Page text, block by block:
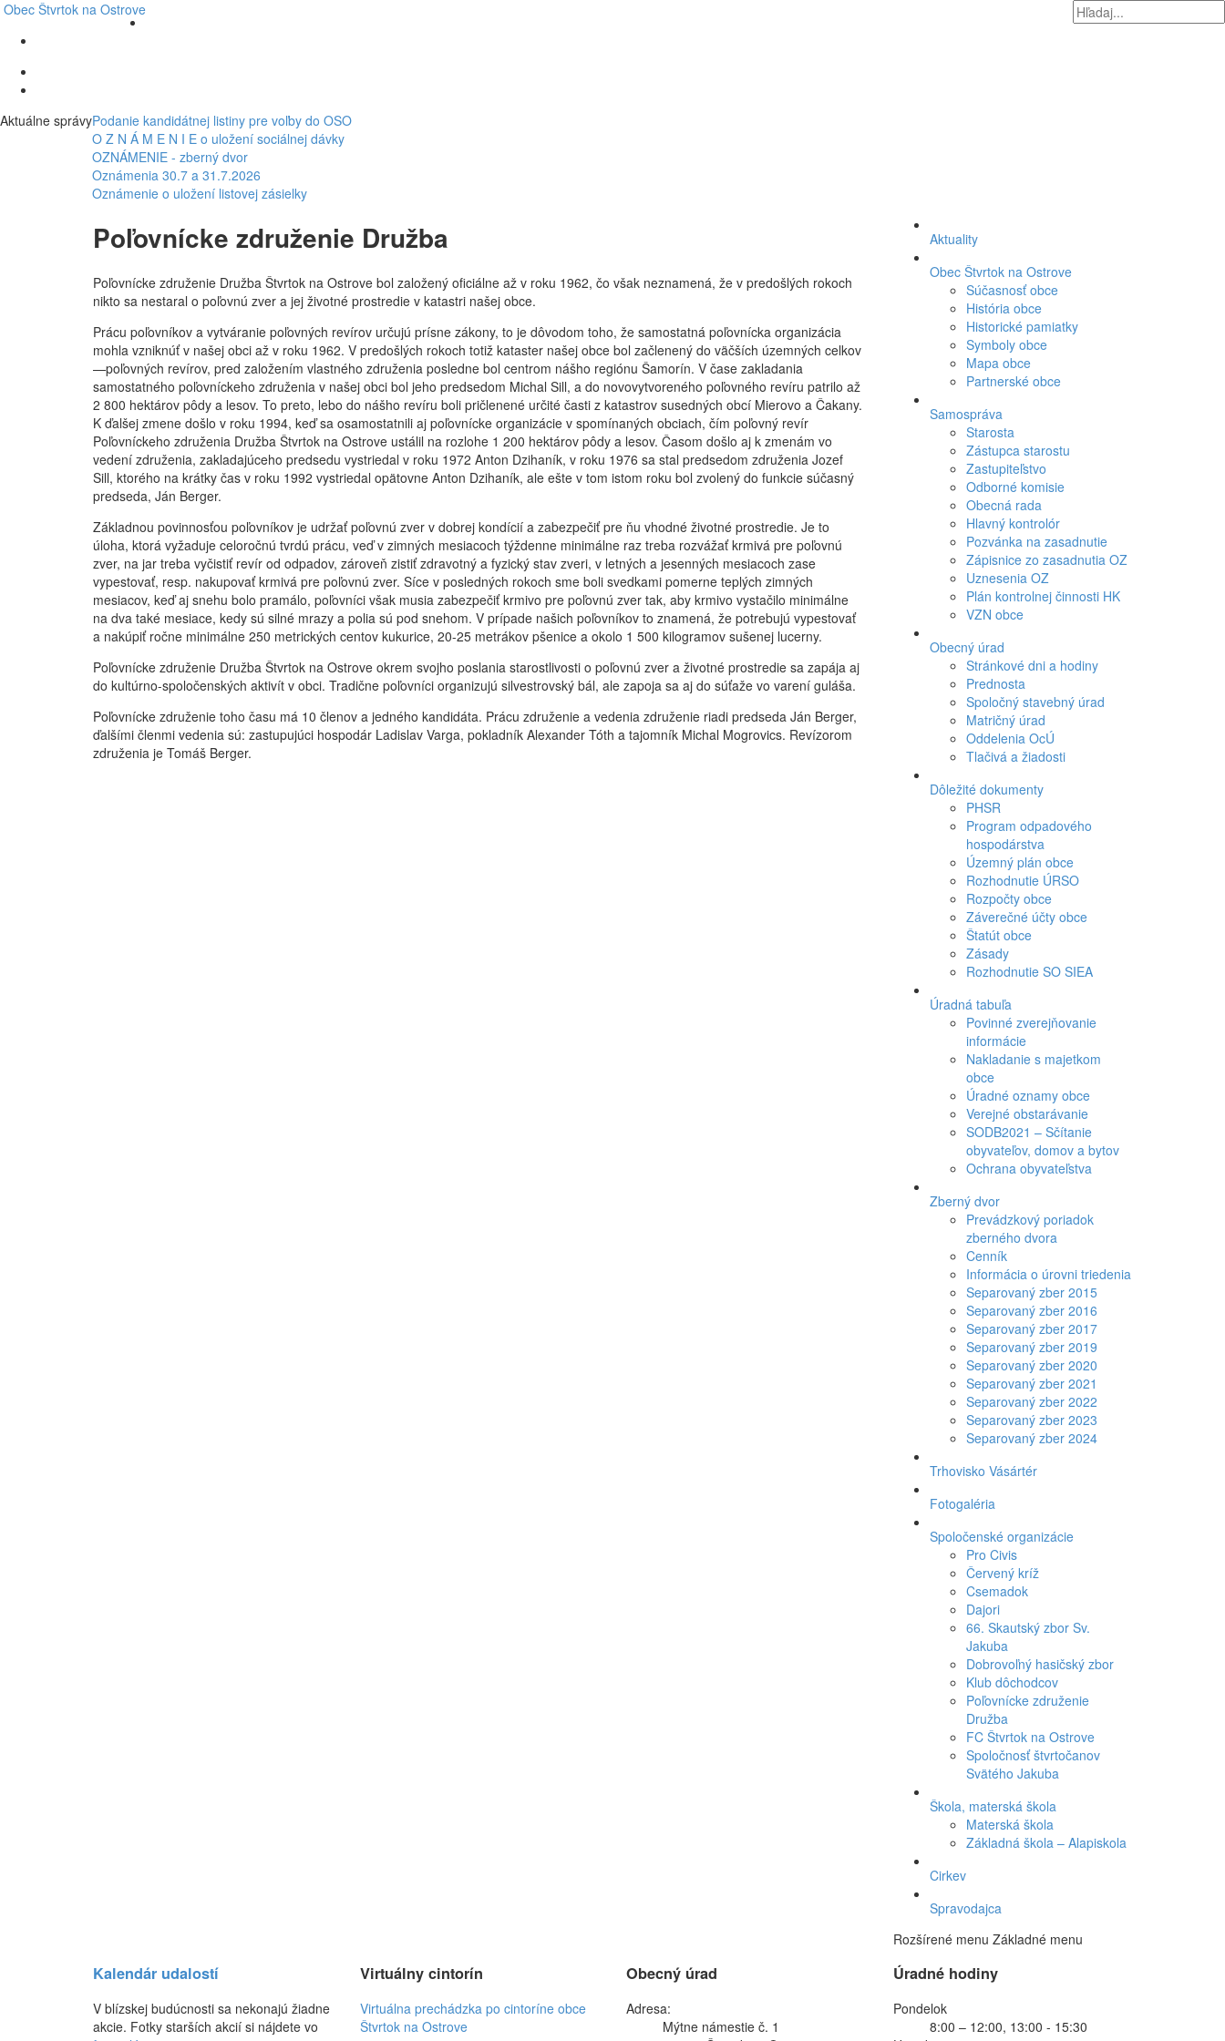
Obec Štvrtok na Ostrove
Aktuálne správyPodanie kandidátnej listiny pre voľby do OSO
O Z N Á M E N I E o uložení sociálnej dávky
OZNÁMENIE - zberný dvor
Oznámenia 30.7 a 31.7.2026
Oznámenie o uložení listovej zásielky
Poľovnícke združenie Družba
Poľovnícke združenie Družba Štvrtok na Ostrove bol založený oficiálne až v roku 1962, čo však neznamená, že v predošlých rokoch
nikto sa nestaral o poľovnú zver a jej životné prostredie v katastri našej obce.
Prácu poľovníkov a vytváranie poľovných revírov určujú prísne zákony, to je dôvodom toho, že samostatná poľovnícka organizácia
mohla vzniknúť v našej obci až v roku 1962. V predošlých rokoch totiž kataster našej obce bol začlenený do väčších územných celkov
—poľovných revírov, pred založením vlastného združenia posledne bol centrom nášho regiónu Šamorín. V čase zakladania
samostatného poľovníckeho združenia v našej obci bol jeho predsedom Michal Sill, a do novovytvoreného poľovného revíru patrilo až
2 800 hektárov pôdy a lesov. To preto, lebo do nášho revíru boli pričlenené určité časti z katastrov susedných obcí Mierovo a Čakany.
K ďalšej zmene došlo v roku 1994, keď sa osamostatnili aj poľovnícke organizácie v spomínaných obciach, čím poľovný revír
Poľovníckeho združenia Družba Štvrtok na Ostrove ustálil na rozlohe 1 200 hektárov pôdy a lesov. Časom došlo aj k zmenám vo
vedení združenia, zakladajúceho predsedu vystriedal v roku 1972 Anton Dzihaník, v roku 1976 sa stal predsedom združenia Jozef
Sill, ktorého na krátky čas v roku 1992 vystriedal opätovne Anton Dzihaník, ale ešte v tom istom roku bol zvolený do funkcie súčasný
predseda, Ján Berger.
Základnou povinnosťou poľovníkov je udržať poľovnú zver v dobrej kondícií a zabezpečiť pre ňu vhodné životné prostredie. Je to
úloha, ktorá vyžaduje celoročnú tvrdú prácu, veď v zimných mesiacoch týždenne minimálne raz treba rozvážať krmivá pre poľovnú
zver, na jar treba vyčistiť revír od odpadov, zároveň zistiť zdravotný a fyzický stav zveri, v letných a jesenných mesiacoch zase
vypestovať, resp. nakupovať krmivá pre poľovnú zver. Síce v posledných rokoch sme boli svedkami pomerne teplých zimných
mesiacov, keď aj snehu bolo pramálo, poľovníci však musia zabezpečiť krmivo pre poľovnú zver tak, aby krmivo vystačilo minimálne
na dva také mesiace, kedy sú silné mrazy a polia sú pod snehom. V prípade našich poľovníkov to znamená, že potrebujú vypestovať
a nakúpiť ročne minimálne 250 metrických centov kukurice, 20-25 metrákov pšenice a okolo 1 500 kilogramov sušenej lucerny.
Poľovnícke združenie Družba Štvrtok na Ostrove okrem svojho poslania starostlivosti o poľovnú zver a životné prostredie sa zapája aj
do kultúrno-spoločenských aktivít v obci. Tradične poľovníci organizujú silvestrovský bál, ale zapoja sa aj do súťaže vo varení guláša.
Poľovnícke združenie toho času má 10 členov a jedného kandidáta. Prácu združenie a vedenia združenie riadi predseda Ján Berger,
ďalšími členmi vedenia sú: zastupujúci hospodár Ladislav Varga, pokladník Alexander Tóth a tajomník Michal Mogrovics. Revízorom
združenia je Tomáš Berger.
Aktuality
Obec Štvrtok na Ostrove
Súčasnosť obce
História obce
Historické pamiatky
Symboly obce
Mapa obce
Partnerské obce
Samospráva
Starosta
Zástupca starostu
Zastupiteľstvo
Odborné komisie
Obecná rada
Hlavný kontrolór
Pozvánka na zasadnutie
Zápisnice zo zasadnutia OZ
Uznesenia OZ
Plán kontrolnej činnosti HK
VZN obce
Obecný úrad
Stránkové dni a hodiny
Prednosta
Spoločný stavebný úrad
Matričný úrad
Oddelenia OcÚ
Tlačivá a žiadosti
Dôležité dokumenty
PHSR
Program odpadového
hospodárstva
Územný plán obce
Rozhodnutie ÚRSO
Rozpočty obce
Záverečné účty obce
Štatút obce
Zásady
Rozhodnutie SO SIEA
Úradná tabuľa
Povinné zverejňovanie
informácie
Nakladanie s majetkom
obce
Úradné oznamy obce
Verejné obstarávanie
SODB2021 – Sčítanie
obyvateľov, domov a bytov
Ochrana obyvateľstva
Zberný dvor
Prevádzkový poriadok
zberného dvora
Cenník
Informácia o úrovni triedenia
Separovaný zber 2015
Separovaný zber 2016
Separovaný zber 2017
Separovaný zber 2019
Separovaný zber 2020
Separovaný zber 2021
Separovaný zber 2022
Separovaný zber 2023
Separovaný zber 2024
Trhovisko Vásártér
Fotogaléria
Spoločenské organizácie
Pro Civis
Červený kríž
Csemadok
Dajori
66. Skautský zbor Sv.
Jakuba
Dobrovoľný hasičský zbor
Klub dôchodcov
Poľovnícke združenie
Družba
FC Štvrtok na Ostrove
Spoločnosť štvrtočanov
Svätého Jakuba
Škola, materská škola
Materská škola
Základná škola – Alapiskola
Cirkev
Spravodajca
Rozšírené menu Základné menu
Kalendár udalostí
V blízskej budúcnosti sa nekonajú žiadne
akcie. Fotky starších akcií si nájdete vo
Virtuálny cintorín
Virtuálna prechádzka po cintoríne obce
Štvrtok na Ostrove
Obecný úrad
Adresa:
Mýtne námestie č. 1
Úradné hodiny
Pondelok
8:00 – 12:00, 13:00 - 15:30